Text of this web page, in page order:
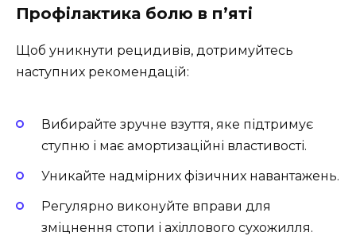
Профілактика болю в п’яті
Щоб уникнути рецидивів, дотримуйтесь
наступних рекомендацій:
Вибирайте зручне взуття, яке підтримує
ступню і має амортизаційні властивості.
Уникайте надмірних фізичних навантажень.
Регулярно виконуйте вправи для
зміцнення стопи і ахіллового сухожилля.